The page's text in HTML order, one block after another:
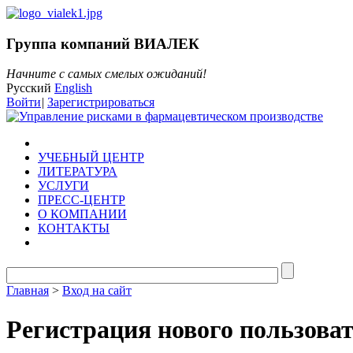
Группа компаний ВИАЛЕК
Начните с самых смелых ожиданий!
Русский English
Войти| Зарегистрироваться
УЧЕБНЫЙ ЦЕНТР
ЛИТЕРАТУРА
УСЛУГИ
ПРЕСС-ЦЕНТР
О КОМПАНИИ
КОНТАКТЫ
Главная > Вход на сайт
Регистрация нового